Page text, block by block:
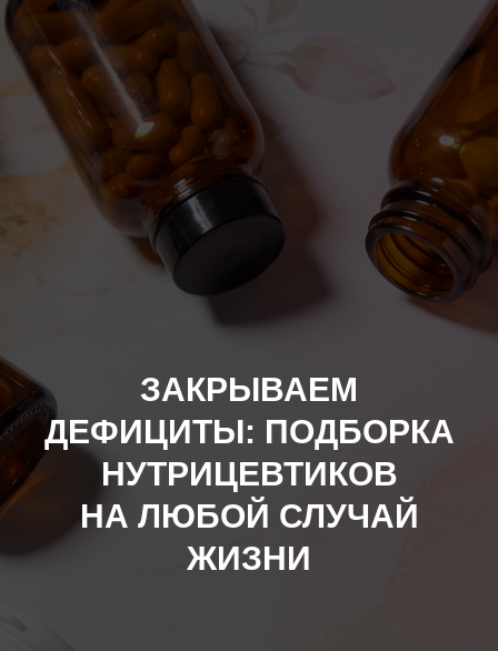
ЗАКРЫВАЕМ
ДЕФИЦИТЫ: ПОДБОРКА
НУТРИЦЕВТИКОВ
НА ЛЮБОЙ СЛУЧАЙ
ЖИЗНИ